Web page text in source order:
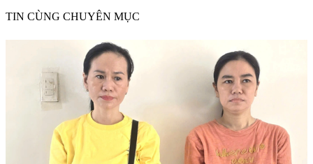
TIN CÙNG CHUYÊN MỤC